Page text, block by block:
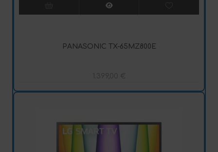
PANASONIC TX-65MZ800E
1.399,00 €